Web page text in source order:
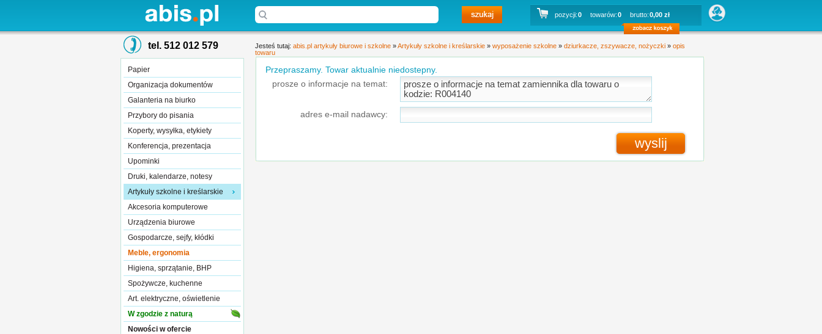
pozycji:0 towarów:0 brutto:0,00 zł
tel. 512 012 579
Papier
Organizacja dokumentów
Galanteria na biurko
Przybory do pisania
Koperty, wysyłka, etykiety
Konferencja, prezentacja
Upominki
Druki, kalendarze, notesy
Artykuły szkolne i kreślarskie
Akcesoria komputerowe
Urządzenia biurowe
Gospodarcze, sejfy, kłódki
Meble, ergonomia
Higiena, sprzątanie, BHP
Spożywcze, kuchenne
Art. elektryczne, oświetlenie
W zgodzie z naturą
Nowości w ofercie
Jesteś tutaj: abis.pl artykuły biurowe i szkolne »Artykuły szkolne i kreślarskie » wyposażenie szkolne » dziurkacze, zszywacze, nożyczki » opis
towaru
Przepraszamy. Towar aktualnie niedostepny.
prosze o informacje na temat:
adres e-mail nadawcy: